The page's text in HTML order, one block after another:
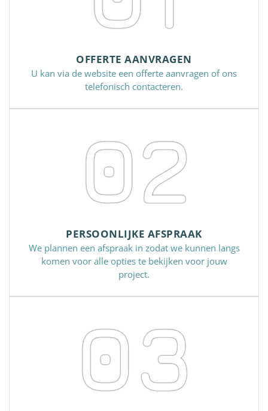
OFFERTE AANVRAGEN
U kan via de website een offerte aanvragen of ons
telefonisch contacteren.
02
PERSOONLIJKE AFSPRAAK
We plannen een afspraak in zodat we kunnen langs
komen voor alle opties te bekijken voor jouw
project.
03